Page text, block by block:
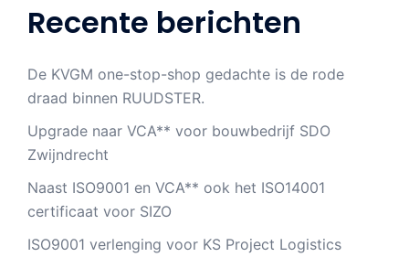
Recente berichten
De KVGM one-stop-shop gedachte is de rode
draad binnen RUUDSTER.
Upgrade naar VCA** voor bouwbedrijf SDO
Zwijndrecht
Naast ISO9001 en VCA** ook het ISO14001
certificaat voor SIZO
ISO9001 verlenging voor KS Project Logistics